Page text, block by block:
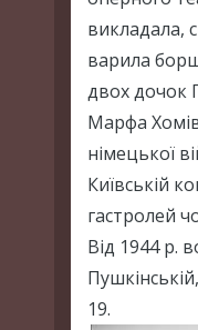
викладала,
варила
двох дочок
Марфа
німецької
Київській
гастролей
Від 1944 р.
19.